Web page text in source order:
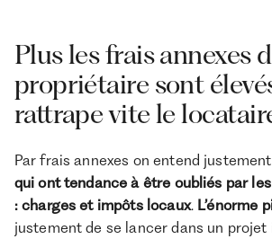
Plus les frais annexes
propriétaire sont
rattrape vite le
Par frais annexes on entend justement
qui ont tendance à être oubliés par
: charges et impôts locaux. L’énorme
justement de se lancer dans un